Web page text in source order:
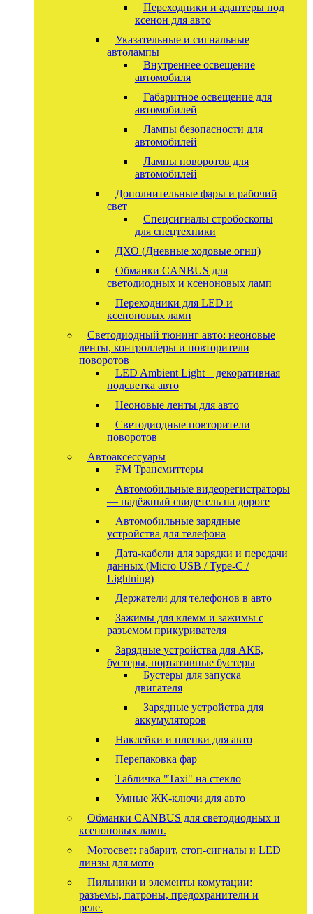
Переходники и адаптеры под
ксенон для авто
Указательные и сигнальные
автолампы
Внутреннее освещение
автомобиля
Габаритное освещение для
автомобилей
Лампы безопасности для
автомобилей
Лампы поворотов для
автомобилей
Дополнительные фары и рабочий
свет
Спецсигналы стробоскопы
для спецтехники
ДХО (Дневные ходовые огни)
Обманки CANBUS для
светодиодных и ксеноновых ламп
Переходники для LED и
ксеноновых ламп
Светодиодный тюнинг авто: неоновые
ленты, контроллеры и повторители
поворотов
LED Ambient Light – декоративная
подсветка авто
Неоновые ленты для авто
Светодиодные повторители
поворотов
Автоаксессуары
FM Трансмиттеры
Автомобильные видеорегистраторы
— надёжный свидетель на дороге
Автомобильные зарядные
устройства для телефона
Дата-кабели для зарядки и передачи
данных (Micro USB / Type-C /
Lightning)
Держатели для телефонов в авто
Зажимы для клемм и зажимы с
разъемом прикуривателя
Зарядные устройства для АКБ,
бустеры, портативные бустеры
Бустеры для запуска
двигателя
Зарядные устройства для
аккумуляторов
Наклейки и пленки для авто
Перепаковка фар
Табличка "Taxi" на стекло
Умные ЖК-ключи для авто
Обманки CANBUS для светодиодных и
ксеноновых ламп.
Мотосвет: габарит, стоп-сигналы и LED
линзы для мото
Пильники и элементы комутации:
разъемы, патроны, предохранители и
реле.